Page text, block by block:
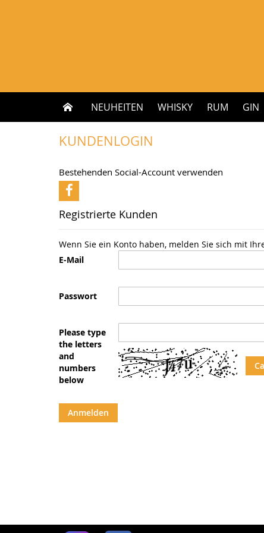
NEUHEITEN WHISKY RUM GIN
KUNDENLOGIN
Bestehenden Social-Account verwenden
Registrierte Kunden
Wenn Sie ein Konto haben, melden Sie sich mit
E-Mail
Passwort
Please type
the letters
and
numbers
below
Anmelden